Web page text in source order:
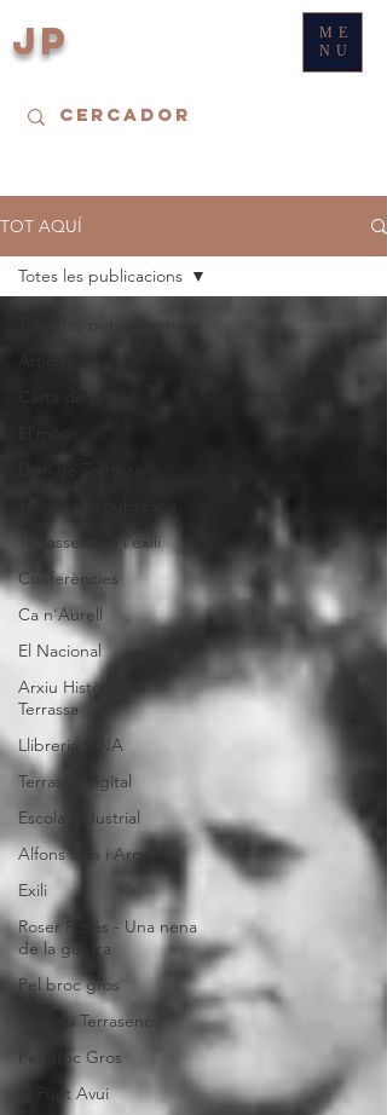
ME
NU
JP
TOT AQUÍ
Totes les publicacions
Terrassencs a l'exili
Conferències
Ca n'Aurell
El Nacional
Arxiu Històric de
Terrassa
Llibreria ONA
Terrassa Digital
Escola Industrial
Alfons Sala i Argemí
Exili
Roser Rosés - Una nena
de la guerra
Pel broc gros
Ateneu Terrasenc
Pel Broc Gros
El Punt Avui
Totes les publicacions